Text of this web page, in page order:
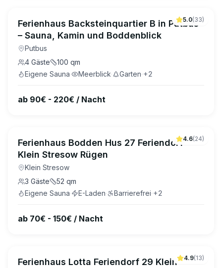
5.0(33)
Ferienhaus Backsteinquartier B in Putbus
– Sauna, Kamin und Boddenblick
Putbus
4 Gäste 100 qm
Eigene Sauna· Meerblick· Garten·+2
ab 90€ - 220€ / Nacht
4.6(24)
Ferienhaus Bodden Hus 27 Feriendorf
Klein Stresow Rügen
Klein Stresow
3 Gäste 52 qm
Eigene Sauna· E-Laden· Barrierefrei·+2
ab 70€ - 150€ / Nacht
4.9(13)
Ferienhaus Lotta Feriendorf 29 Klein